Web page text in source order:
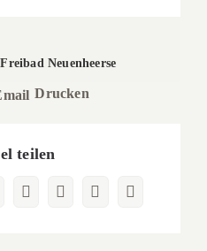
Neuenheerse
Drucken
teilen
WhatsApp
Pinterest
Vk
E-